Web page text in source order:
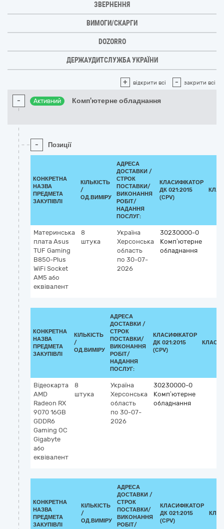
ЗВЕРНЕННЯ
ВИМОГИ/СКАРГИ
DOZORRO
ДЕРЖАУДИТСЛУЖБА УКРАЇНИ
+ відкрити всі - закрити всі
- Активний Комп'ютерне обладнання
- Позиції
КОНКРЕТНА
НАЗВА
ПРЕДМЕТА
ЗАКУПІВЛІ
КІЛЬКІСТЬ
/
ОД.ВИМІРУ
АДРЕСА
ДОСТАВКИ /
СТРОК
ПОСТАВКИ/
ВИКОНАННЯ
РОБІТ/
НАДАННЯ
ПОСЛУГ:
КЛАСИФІКАТОР
ДК 021:2015
(CPV)
Материнська
плата Asus
TUF Gaming
B850-Plus
WiFi Socket
AM5 або
еквівалент
8
штука
Україна
Херсонська
область
по 30-07-
2026
30230000-0
Комп’ютерне
обладнання
КОНКРЕТНА
НАЗВА
ПРЕДМЕТА
ЗАКУПІВЛІ
КІЛЬКІСТЬ
/
ОД.ВИМІРУ
АДРЕСА
ДОСТАВКИ /
СТРОК
ПОСТАВКИ/
ВИКОНАННЯ
РОБІТ/
НАДАННЯ
ПОСЛУГ:
КЛАСИФІКАТОР
ДК 021:2015
(CPV)
Відеокарта
AMD
Radeon RX
9070 16GB
GDDR6
Gaming OC
Gigabyte
або
еквівалент
8
штука
Україна
Херсонська
область
по 30-07-
2026
30230000-0
Комп’ютерне
обладнання
КОНКРЕТНА
НАЗВА
ПРЕДМЕТА
ЗАКУПІВЛІ
КІЛЬКІСТЬ
/
ОД.ВИМІРУ
АДРЕСА
ДОСТАВКИ /
СТРОК
ПОСТАВКИ/
ВИКОНАННЯ
РОБІТ/
КЛАСИФІКАТОР
ДК 021:2015
(CPV)